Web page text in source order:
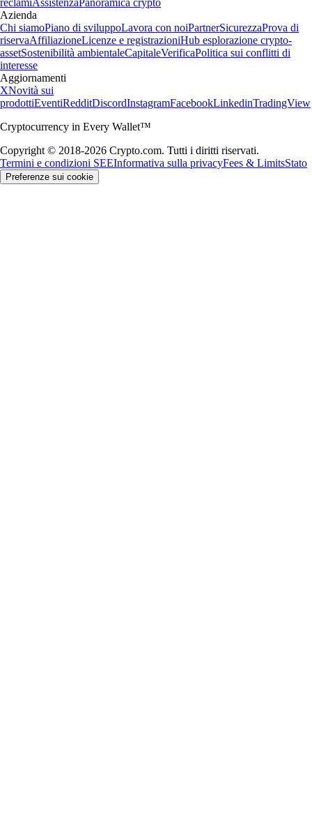
reclamiAssistenza Panoramica crypto
Azienda
Chi siamoPiano di sviluppoLavora con noiPartnerSicurezzaProva di
riservaAffiliazioneLicenze e registrazioniHub esplorazione crypto-
assetSostenibilità ambientaleCapitaleVerificaPolitica sui conflitti di
interesse
Aggiornamenti
XNovità sui
prodottiEventiRedditDiscordInstagramFacebookLinkedinTradingView
Cryptocurrency in Every Wallet™
Copyright © 2018-2026 Crypto.com. Tutti i diritti riservati.
Termini e condizioni SEEInformativa sulla privacyFees & LimitsStato
Preferenze sui cookie